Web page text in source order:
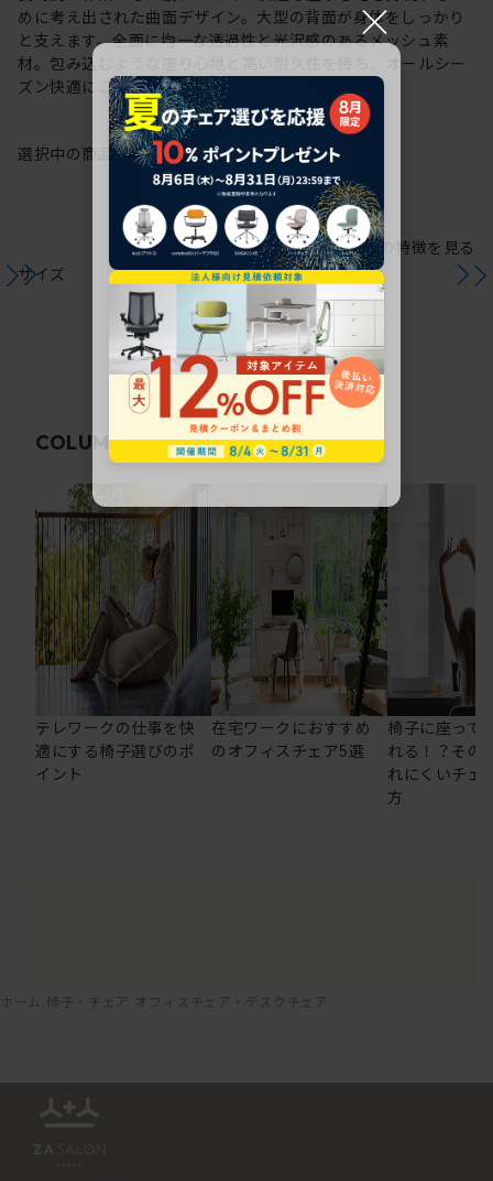
めに考え出された曲面デザイン。大型の背面が身体をしっかり
と支えます。全面に均一な透過性と光沢感のあるメッシュ素
材。包み込むような座り心地と高い耐久性を持ち、オールシー
ズン快適にご使用いただけます。
選択中の商品情報保証注意事項
サイズ
シリーズの特徴を見る
COLUMN関連コラム
テレワークの仕事を快
適にする椅子選びのポ
イント
在宅ワークにおすすめ
のオフィスチェア5選
椅子に座って
れる！？その
れにくいチェ
方
ホーム 椅子・チェア オフィスチェア・デスクチェア
×